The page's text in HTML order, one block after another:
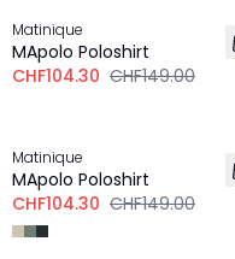
Matinique
MApolo Poloshirt
CHF104.30 CHF149.00
Matinique
MApolo Poloshirt
CHF104.30 CHF149.00